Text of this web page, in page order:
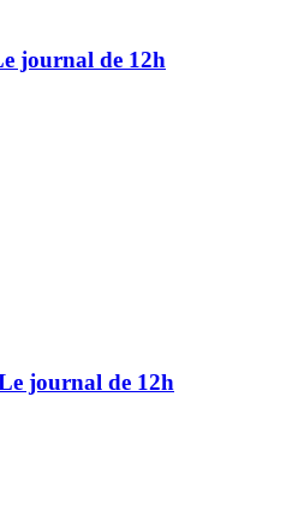
journal de 12h
journal de 12h